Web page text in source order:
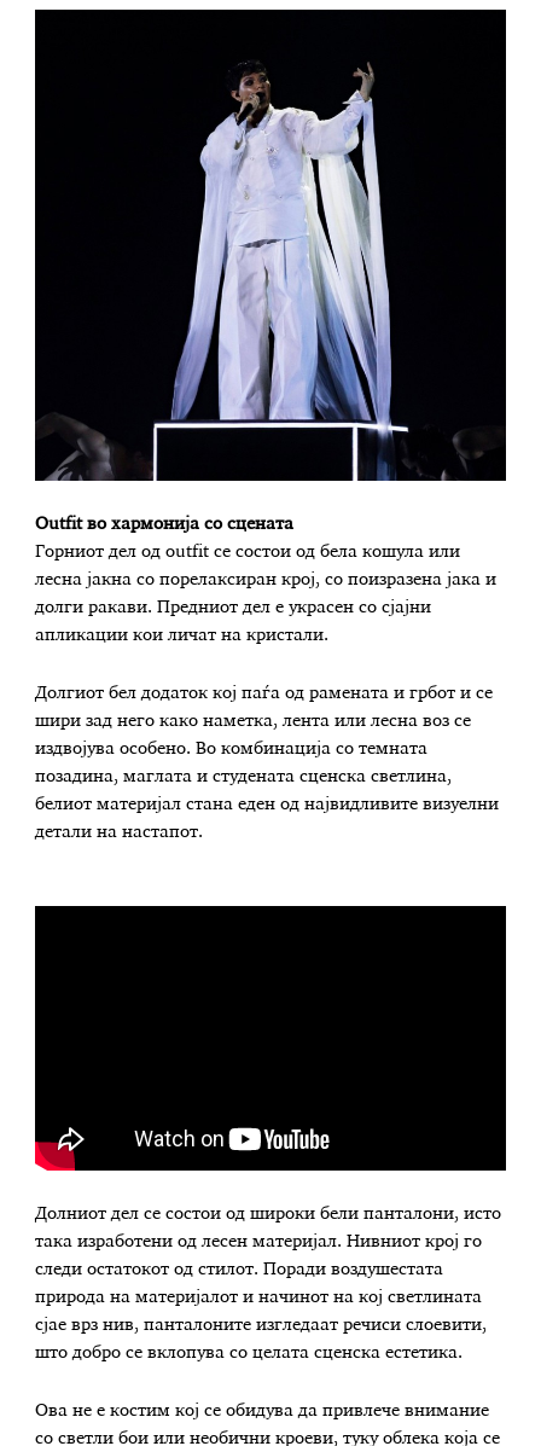
Outfit во хармонија со сцената
Горниот дел од outfit се состои од бела кошула или
лесна јакна со порелаксиран крој, со поизразена јака и
долги ракави. Предниот дел е украсен со сјајни
апликации кои личат на кристали.
Долгиот бел додаток кој паѓа од рамената и грбот и се
шири зад него како наметка, лента или лесна воз се
издвојува особено. Во комбинација со темната
позадина, маглата и студената сценска светлина,
белиот материјал стана еден од највидливите визуелни
детали на настапот.
Долниот дел се состои од широки бели панталони, исто
така изработени од лесен материјал. Нивниот крој го
следи остатокот од стилот. Поради воздушестата
природа на материјалот и начинот на кој светлината
сјае врз нив, панталоните изгледаат речиси слоевити,
што добро се вклопува со целата сценска естетика.
Ова не е костим кој се обидува да привлече внимание
со светли бои или необични кроеви, туку облека која се